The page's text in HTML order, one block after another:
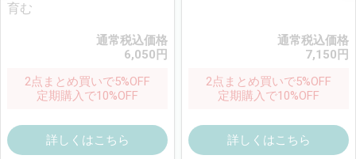
育む
通常税込価格
6,050 円
2点まとめ買いで5%OFF
定期購入で10%OFF
詳しくはこちら
通常税込価格
7,150 円
2点まとめ買いで5%OFF
定期購入で10%OFF
詳しくはこちら